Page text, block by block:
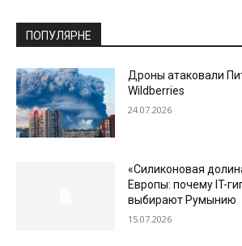
ПОПУЛЯРНЕ
Дроны атаковали
Wildberries
24.07.2026
«Силиконовая
Европы: почему IT-
выбирают Румынию
15.07.2026